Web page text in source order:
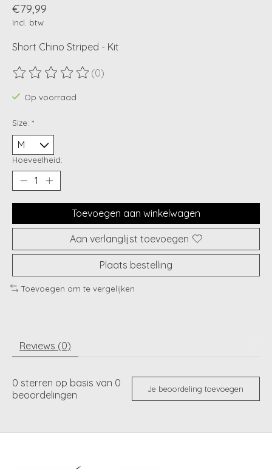
€79,99
Incl. btw
Short Chino Striped - Kit
De beoordeling van dit product is
(0)
Op voorraad
Size: *
Hoeveelheid:
Toevoegen aan winkelwagen
Aan verlanglijst toevoegen
Plaats bestelling
Toevoegen om te vergelijken
Reviews (0)
0 sterren op basis van 0
beoordelingen
Je beoordeling toevoegen